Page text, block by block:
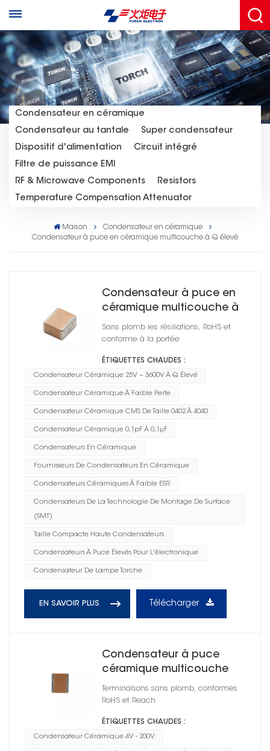
Condensateur en céramique
Condensateur au tantale
Super condensateur
Dispositif d'alimentation
Circuit intégré
Filtre de puissance EMI
RF & Microwave Components
Resistors
Temperature Compensation Attenuator
Maison
Condensateur en céramique
Condensateur à puce en céramique multicouche à Q élevé
Condensateur à puce en
céramique multicouche à
Q élevé
Sans plomb les résiliations, RoHS et
conforme à la portée
ÉTIQUETTES CHAUDES :
Condensateur Céramique 25V ~ 3600V À Q Élevé
Condensateur Céramique À Faible Perte
Condensateur Céramique CMS De Taille 0402 À 4040
Condensateur Céramique 0,1pF À 0,1μF
Condensateurs En Céramique
Fournisseurs De Condensateurs En Céramique
Condensateurs Céramiques À Faible ESR
Condensateurs De La Technologie De Montage De Surface
(SMT)
Taille Compacte Haute Condensateurs
Condensateurs À Puce Élevés Pour L'électronique
Condensateur De Lampe Torche
EN SAVOIR PLUS Télécharger
Condensateur à puce
céramique multicouche
CMS 1812
Terminaisons sans plomb, conformes
RoHS et Reach
ÉTIQUETTES CHAUDES :
Condensateur Céramique 4V - 200V